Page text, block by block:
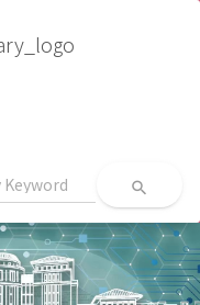
search